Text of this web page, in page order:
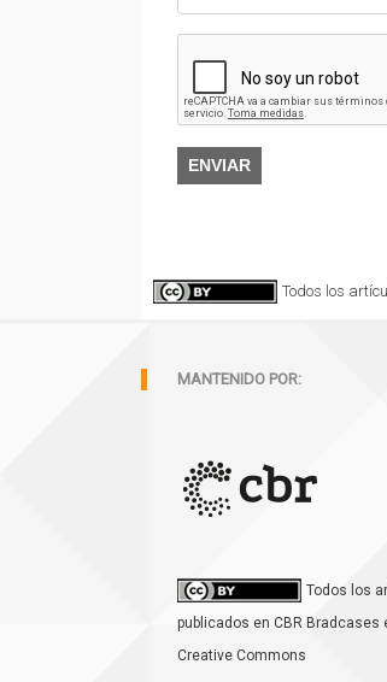
ENVIAR
Todos los
MANTENIDO POR:
Todos los
publicados en CBR Bradcases
Creative Commons